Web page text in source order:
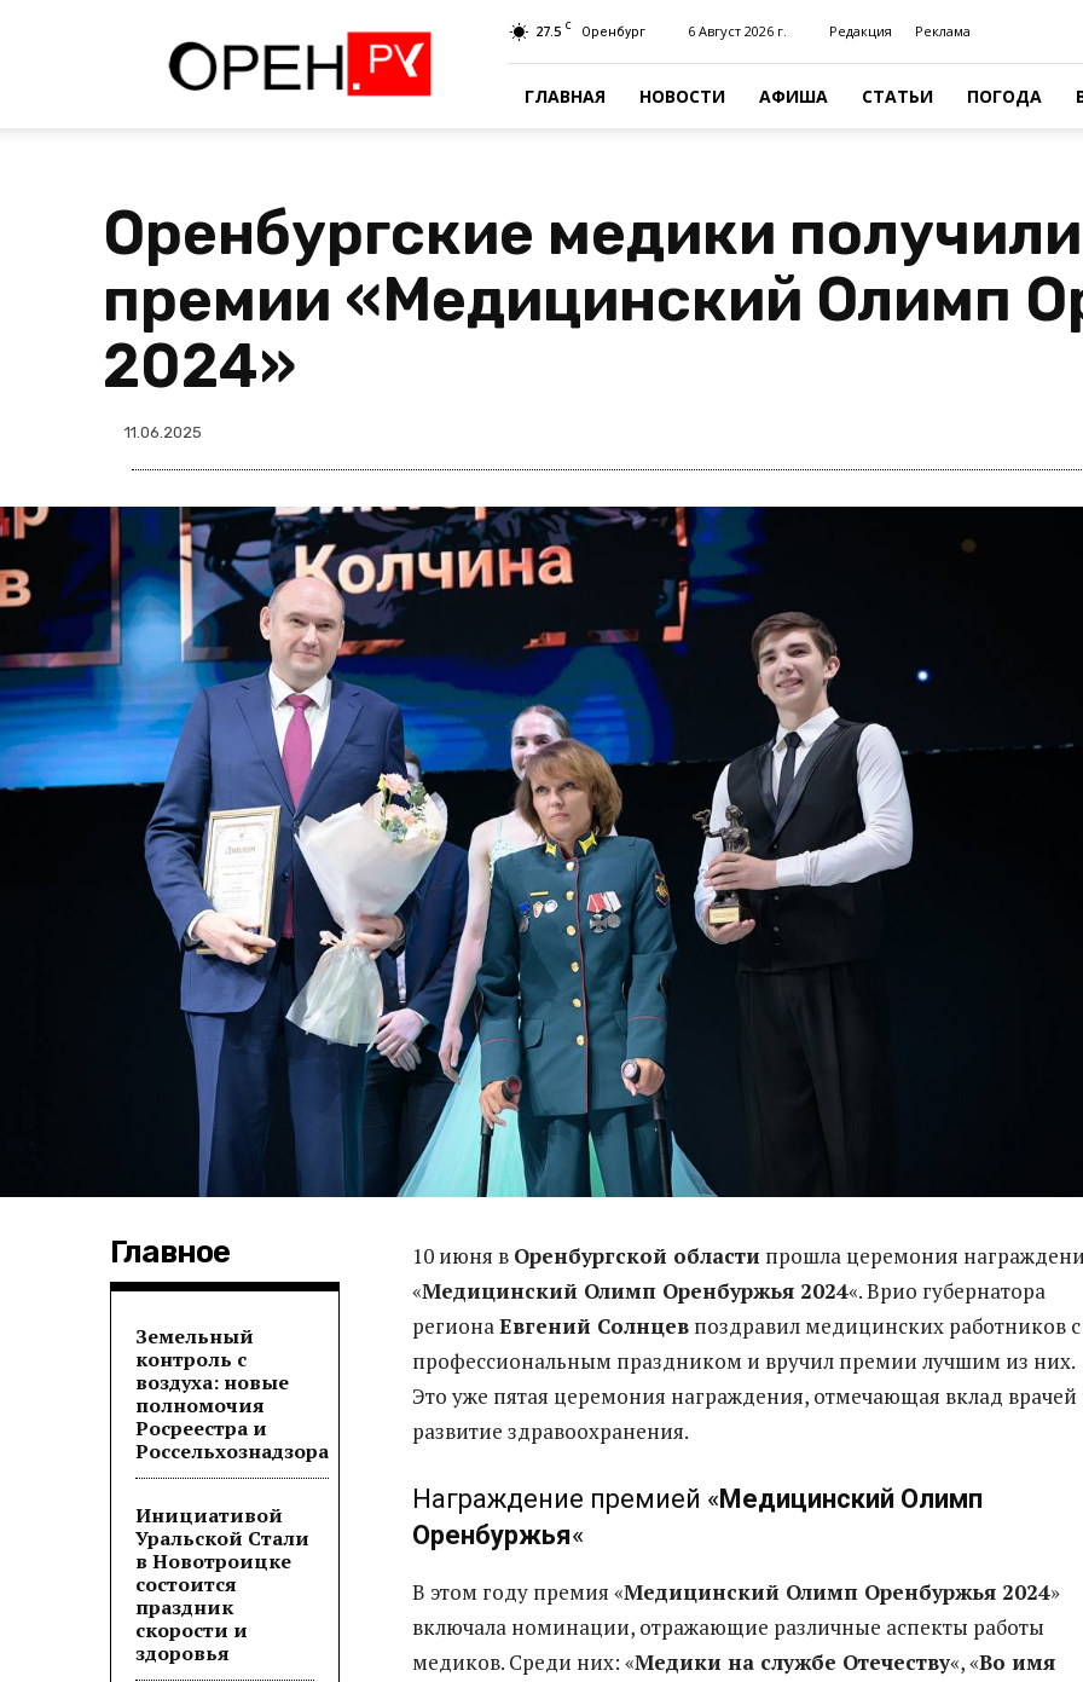
27.5 C Оренбург 6 Август 2026 г. Редакция Реклама
ГЛАВНАЯ НОВОСТИ АФИША СТАТЬИ ПОГОДА
Оренбургские медики
премии «Медицинский Олимп
2024»
11.06.2025
Главное
Земельный
контроль с
воздуха: новые
полномочия
Росреестра и
Россельхознадзора
Инициативой
Уральской Стали
в Новотроицке
состоится
праздник
скорости и
здоровья
10 июня в Оренбургской области прошла церемония
«Медицинский Олимп Оренбуржья 2024«. Врио губернатора
регионаЕвгений Солнцев поздравил медицинских работников с
профессиональным праздником и вручил премии лучшим из них.
Это уже пятая церемония награждения, отмечающая вклад врачей
развитие здравоохранения.
Награждение премией «Медицинский Олимп
Оренбуржья«
В этом году премия «Медицинский Олимп Оренбуржья 2024»
включала номинации, отражающие различные аспекты работы
медиков. Среди них: «Медики на службе Отечеству«, «Во имя